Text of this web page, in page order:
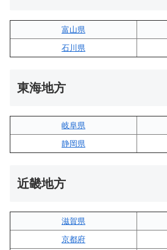
富山県
石川県
東海地方
岐阜県
静岡県
近畿地方
滋賀県
京都府